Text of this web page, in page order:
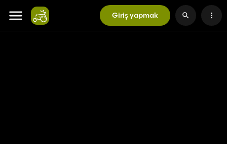
Giriş yapmak